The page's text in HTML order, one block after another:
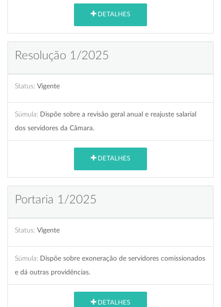
DETALHES
Resolução 1/2025
Status: Vigente
Súmula: Dispõe sobre a revisão geral anual e reajuste salarial
dos servidores da Câmara.
DETALHES
Portaria 1/2025
Status: Vigente
Súmula: Dispõe sobre exoneração de servidores comissionados
e dá outras providências.
DETALHES